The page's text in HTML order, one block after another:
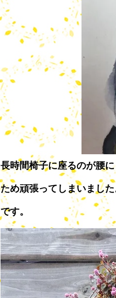
長時間椅子に座るのが腰
ため頑張ってしまいまし
です。